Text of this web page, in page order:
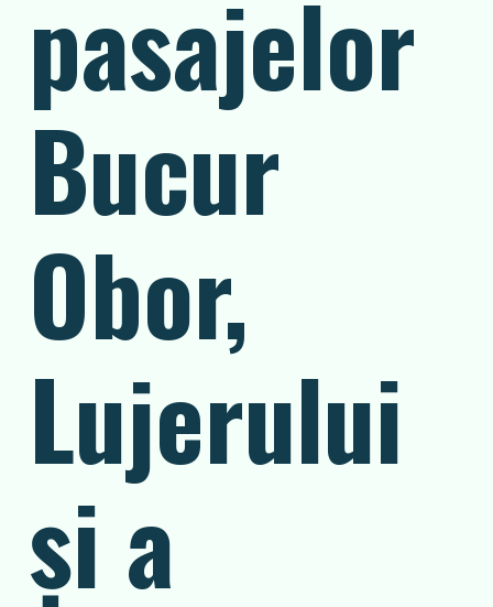
pasajelor
Bucur
Obor,
Lujerului
și a